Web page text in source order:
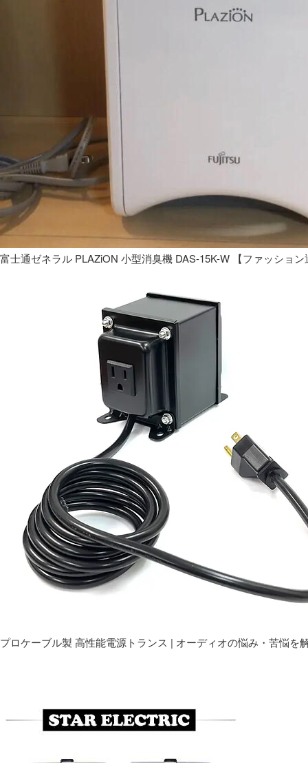
富士通ゼネラル PLAZiON 小型消臭機 DAS-15K-W 【ファッション
プロケーブル製 高性能電源トランス | オーディオの悩み・苦悩を